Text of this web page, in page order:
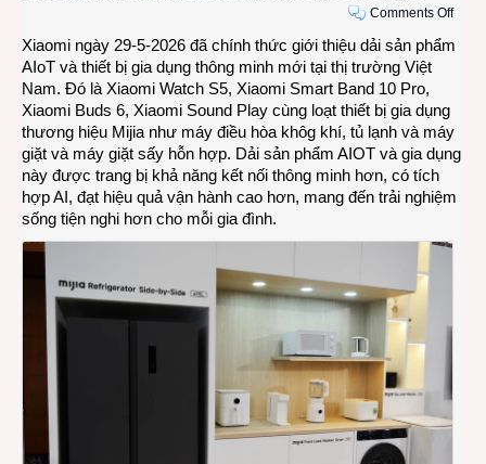
Comments Offon
sản
thiết
gia
Xiaomi ngày 29-5-2026 đã chính thức giới thiệu dải sản phẩm
AIoT và thiết bị gia dụng thông minh mới tại thị trường Việt
Nam. Đó là Xiaomi Watch S5, Xiaomi Smart Band 10 Pro,
Xiaomi Buds 6, Xiaomi Sound Play cùng loạt thiết bị gia dụng
thương hiệu Mijia như máy điều hòa khôg khí, tủ lạnh và máy
giặt và máy giặt sấy hỗn hợp. Dải sản phẩm AIOT và gia dụng
này được trang bị khả năng kết nối thông minh hơn, có tích
hợp AI, đạt hiệu quả vận hành cao hơn, mang đến trải nghiệm
sống tiện nghi hơn cho mỗi gia đình.